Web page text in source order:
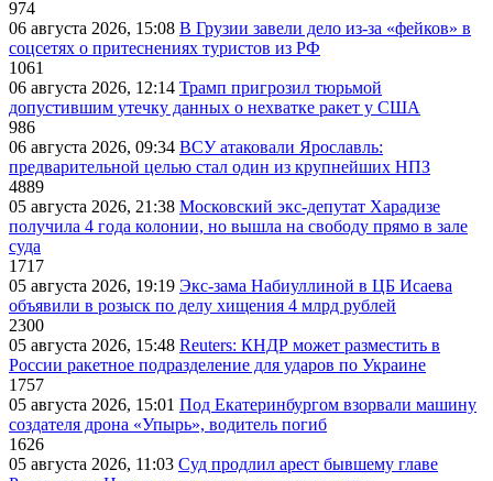
974
06 августа 2026, 15:08 В Грузии завели дело из-за «фейков» в
соцсетях о притеснениях туристов из РФ
1061
06 августа 2026, 12:14 Трамп пригрозил тюрьмой
допустившим утечку данных о нехватке ракет у США
986
06 августа 2026, 09:34 ВСУ атаковали Ярославль:
предварительной целью стал один из крупнейших НПЗ
4889
05 августа 2026, 21:38 Московский экс-депутат Харадизе
получила 4 года колонии, но вышла на свободу прямо в зале
суда
1717
05 августа 2026, 19:19 Экс-зама Набиуллиной в ЦБ Исаева
объявили в розыск по делу хищения 4 млрд рублей
2300
05 августа 2026, 15:48 Reuters: КНДР может разместить в
России ракетное подразделение для ударов по Украине
1757
05 августа 2026, 15:01 Под Екатеринбургом взорвали машину
создателя дрона «Упырь», водитель погиб
1626
05 августа 2026, 11:03 Суд продлил арест бывшему главе